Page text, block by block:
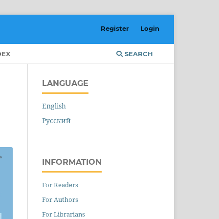
SEARCH
Register Login
LANGUAGE
English
Русский
INFORMATION
For Readers
For Authors
For Librarians